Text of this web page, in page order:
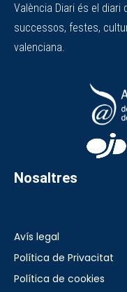
València Diari és el
successos, festes,
valenciana.
Nosaltres
Avís legal
Política de Privacitat
Política de cookies